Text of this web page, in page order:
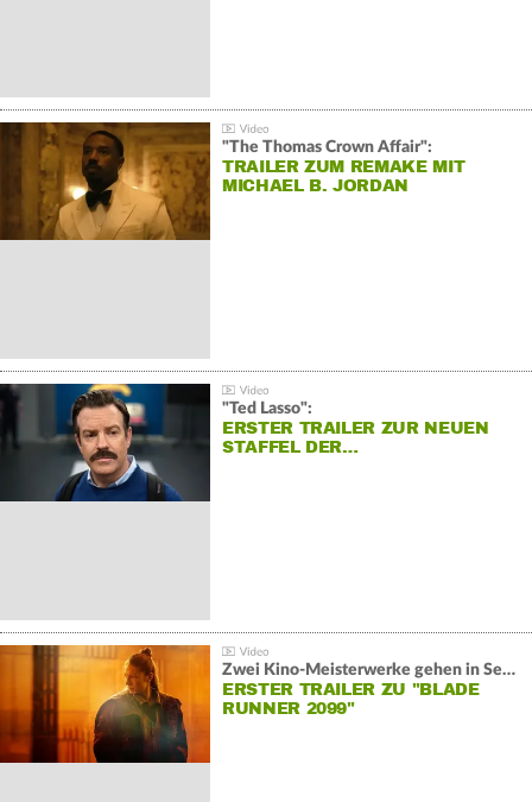
"The Thomas Crown Affair":
TRAILER ZUM REMAKE MIT
MICHAEL B. JORDAN
"Ted Lasso":
ERSTER TRAILER ZUR NEUEN
STAFFEL DER…
Zwei Kino-Meisterwerke gehen in Serie:
ERSTER TRAILER ZU "BLADE
RUNNER 2099"